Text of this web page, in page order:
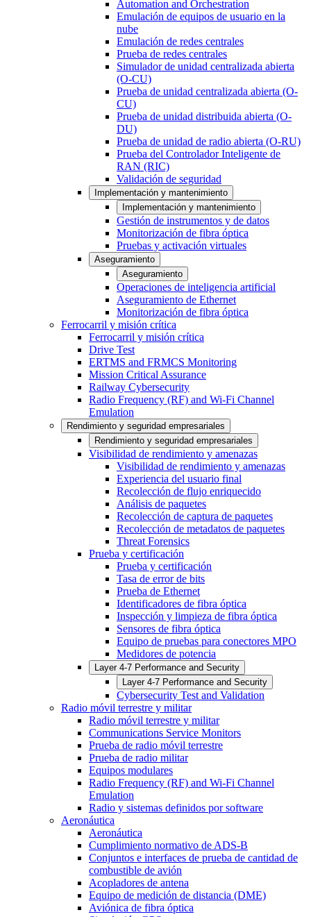
Automation and Orchestration
Emulación de equipos de usuario en la
nube
Emulación de redes centrales
Prueba de redes centrales
Simulador de unidad centralizada abierta
(O-CU)
Prueba de unidad centralizada abierta (O-
CU)
Prueba de unidad distribuida abierta (O-
DU)
Prueba de unidad de radio abierta (O-RU)
Prueba del Controlador Inteligente de
RAN (RIC)
Validación de seguridad
Implementación y mantenimiento
Implementación y mantenimiento
Gestión de instrumentos y de datos
Monitorización de fibra óptica
Pruebas y activación virtuales
Aseguramiento
Aseguramiento
Operaciones de inteligencia artificial
Aseguramiento de Ethernet
Monitorización de fibra óptica
Ferrocarril y misión crítica
Ferrocarril y misión crítica
Drive Test
ERTMS and FRMCS Monitoring
Mission Critical Assurance
Railway Cybersecurity
Radio Frequency (RF) and Wi-Fi Channel
Emulation
Rendimiento y seguridad empresariales
Rendimiento y seguridad empresariales
Visibilidad de rendimiento y amenazas
Visibilidad de rendimiento y amenazas
Experiencia del usuario final
Recolección de flujo enriquecido
Análisis de paquetes
Recolección de captura de paquetes
Recolección de metadatos de paquetes
Threat Forensics
Prueba y certificación
Prueba y certificación
Tasa de error de bits
Prueba de Ethernet
Identificadores de fibra óptica
Inspección y limpieza de fibra óptica
Sensores de fibra óptica
Equipo de pruebas para conectores MPO
Medidores de potencia
Layer 4-7 Performance and Security
Layer 4-7 Performance and Security
Cybersecurity Test and Validation
Radio móvil terrestre y militar
Radio móvil terrestre y militar
Communications Service Monitors
Prueba de radio móvil terrestre
Prueba de radio militar
Equipos modulares
Radio Frequency (RF) and Wi-Fi Channel
Emulation
Radio y sistemas definidos por software
Aeronáutica
Aeronáutica
Cumplimiento normativo de ADS-B
Conjuntos e interfaces de prueba de cantidad de
combustible de avión
Acopladores de antena
Equipo de medición de distancia (DME)
Aviónica de fibra óptica